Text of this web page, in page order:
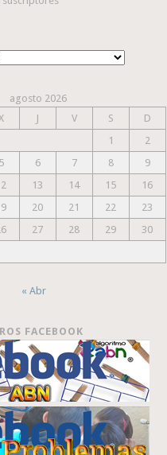
agosto 2026
J V S
D
1
2
5 6 7 8
9
13 14 15
16
20 21 22
23
27 28 29
30
« Abr
FACEBOOK